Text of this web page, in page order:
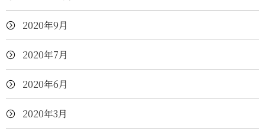
2020年9月
2020年7月
2020年6月
2020年3月